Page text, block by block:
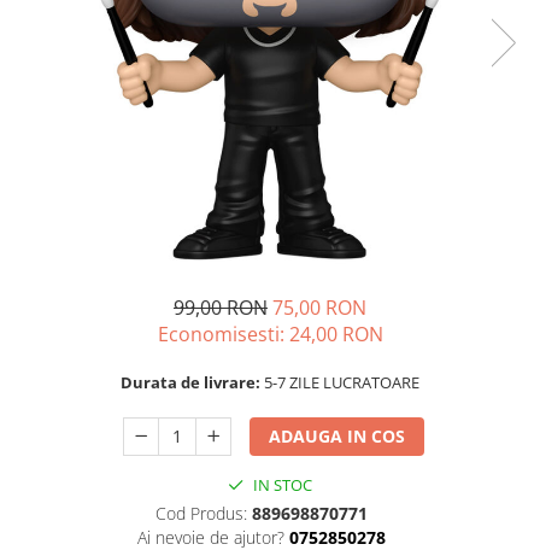
99,00 RON75,00 RON
Economisesti: 24,00 RON
Durata de livrare: 5-7 ZILE LUCRATOARE
ADAUGA IN COS
IN STOC
Cod Produs: 889698870771
Ai nevoie de ajutor? 0752850278